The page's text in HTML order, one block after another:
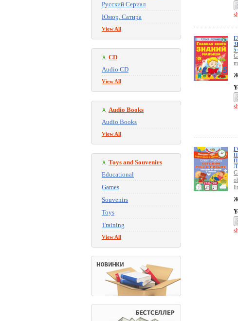
Русский Сериал
Юмор, Сатира
View All
CD
Audio CD
View All
Audio Books
Audio Books
View All
Toys and Souvenirs
Educational
Games
Souvenirs
Toys
Training
View All